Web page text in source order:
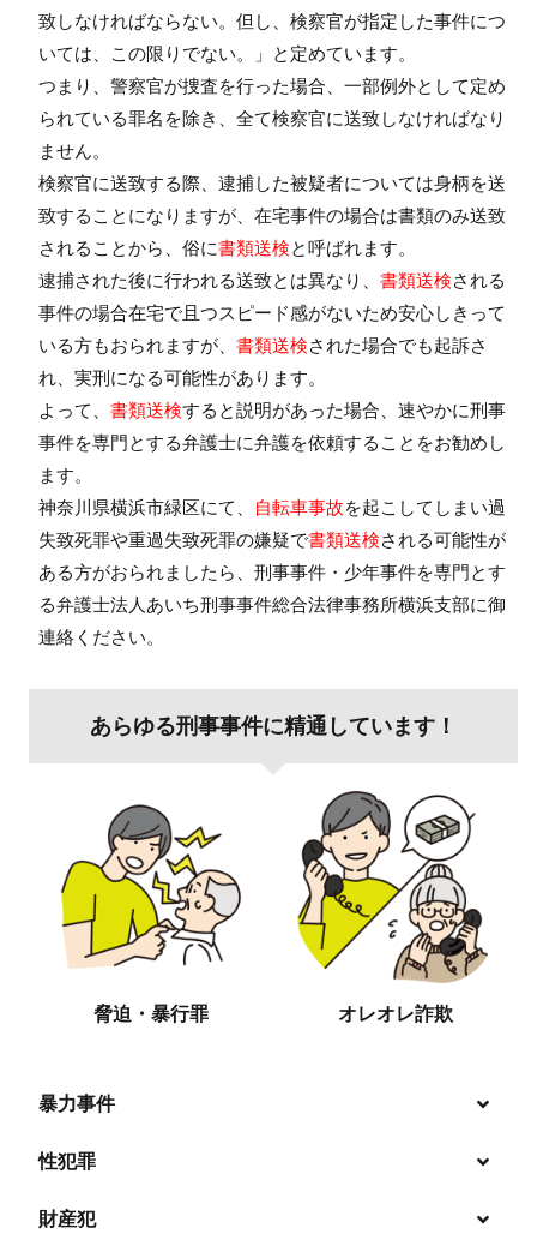
致しなければならない。但し、検察官が指定した事件につ
いては、この限りでない。」と定めています。
つまり、警察官が捜査を行った場合、一部例外として定め
られている罪名を除き、全て検察官に送致しなければなり
ません。
検察官に送致する際、逮捕した被疑者については身柄を送
致することになりますが、在宅事件の場合は書類のみ送致
されることから、俗に書類送検と呼ばれます。
逮捕された後に行われる送致とは異なり、 書類送検される
事件の場合在宅で且つスピード感がないため安心しきって
いる方もおられますが、 書類送検された場合でも起訴さ
れ、実刑になる可能性があります。
よって、 書類送検すると説明があった場合、速やかに刑事
事件を専門とする弁護士に弁護を依頼することをお勧めし
ます。
神奈川県横浜市緑区にて、
自転車事故を起こしてしまい過
失致死罪や重過失致死罪の嫌疑で書類送検される可能性が
ある方がおられましたら、刑事事件・少年事件を専門とす
る弁護士法人あいち刑事事件総合法律事務所横浜支部に御
連絡ください。
あらゆる刑事事件に精通しています！
脅迫・暴行罪 オレオレ詐欺
暴力事件
性犯罪
財産犯